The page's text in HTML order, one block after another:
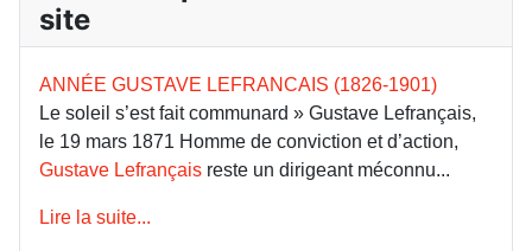
site
ANNÉE GUSTAVE LEFRANCAIS (1826-1901)
Le soleil s’est fait communard » Gustave Lefrançais,
le 19 mars 1871 Homme de conviction et d’action,
Gustave Lefrançais reste un dirigeant méconnu...
Lire la suite...